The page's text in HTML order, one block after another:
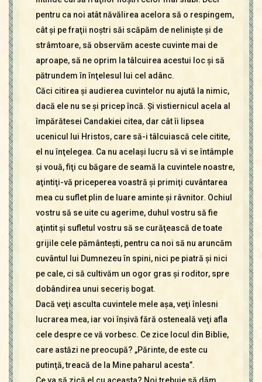
pentru ca noi atât năvălirea acelora să o respingem,
cât şi pe fraţii noştri săi scăpăm de nelinişte şi de
strâmtoare, să observăm aceste cuvinte mai de
aproape, să ne oprim la tâlcuirea acestui loc şi să
pătrundem în înţelesul lui cel adânc.
Căci citirea şi audierea cuvintelor nu ajută la nimic,
dacă ele nu se şi pricep încă. Şi vistiernicul acela al
împărătesei Candakiei citea, dar cât îi lipsea
ucenicul lui Hristos, care să-i tâlcuiască cele citite,
el nu înţelegea. Ca nu acelaşi lucru să vi se întâmple
şi vouă, fiţi cu băgare de seamă la cuvintele noastre,
aţintiţi-vă priceperea voastră şi primiţi cuvântarea
mea cu suflet plin de luare aminte şi râvnitor. Ochiul
vostru să se uite cu agerime, duhul vostru să fie
aţintit şi sufletul vostru să se curăţească de toate
grijile cele pământeşti, pentru ca noi să nu aruncăm
cuvântul lui Dumnezeu în spini, nici pe piatră şi nici
pe cale, ci să cultivăm un ogor gras şi roditor, spre
dobândirea unui seceriş bogat.
Dacă veţi asculta cuvintele mele aşa, veţi înlesni
lucrarea mea, iar voi înşivă fără osteneală veţi afla
cele despre ce vă vorbesc. Ce zice locul din Biblie,
care astăzi ne preocupă? „Părinte, de este cu
putinţă, treacă de la Mine paharul acesta”.
Ce va să zică el cu aceasta? Noi trebuie să dăm